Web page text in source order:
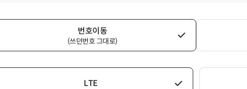
번호이동
(쓰던번호 그대로)
LTE